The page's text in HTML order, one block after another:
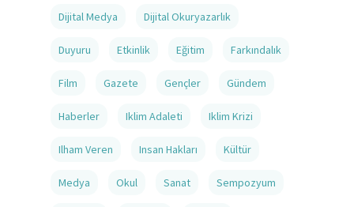
Dijital Medya Dijital Okuryazarlık
Duyuru Etkinlik Eğitim Farkındalık
Film Gazete Gençler Gündem
Haberler Iklim Adaleti Iklim Krizi
Ilham Veren Insan Hakları Kültür
Medya Okul Sanat Sempozyum